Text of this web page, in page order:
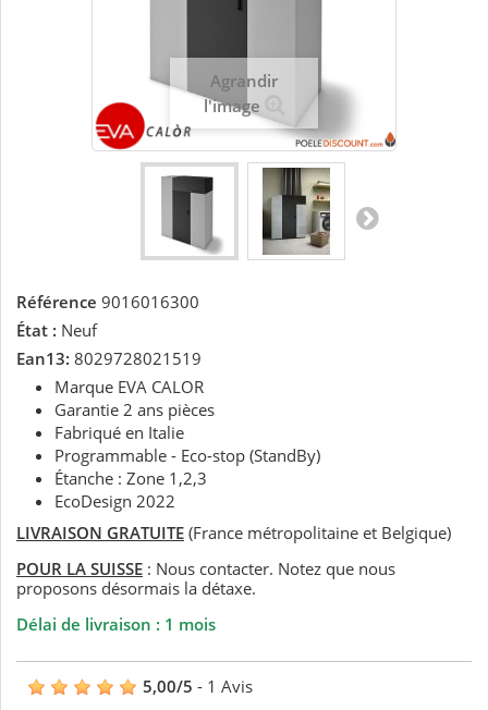
Agrandir
l'image
Référence 9016016300
État : Neuf
Ean13: 8029728021519
Marque EVA CALOR
Garantie 2 ans pièces
Fabriqué en Italie
Programmable - Eco-stop (StandBy)
Étanche : Zone 1,2,3
EcoDesign 2022
LIVRAISON GRATUITE (France métropolitaine et Belgique)
POUR LA SUISSE : Nous contacter. Notez que nous
proposons désormais la détaxe.
Délai de livraison : 1 mois
5,00/5 - 1 Avis